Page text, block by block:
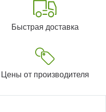
Быстрая доставка
Цены от производителя